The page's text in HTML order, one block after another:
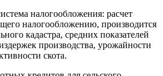
налогообложения: расчет
налогообложению, производится
кадастра, средних показателей
производства, урожайности
скота.